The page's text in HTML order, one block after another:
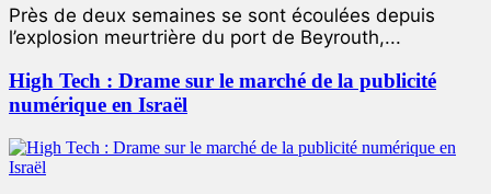
Près de deux semaines se sont écoulées depuis
l’explosion meurtrière du port de Beyrouth,...
High Tech : Drame sur le marché de la publicité
numérique en Israël